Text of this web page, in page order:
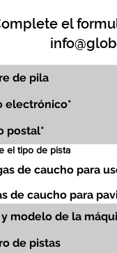
el
el tipo de pista
de caucho para
de caucho para